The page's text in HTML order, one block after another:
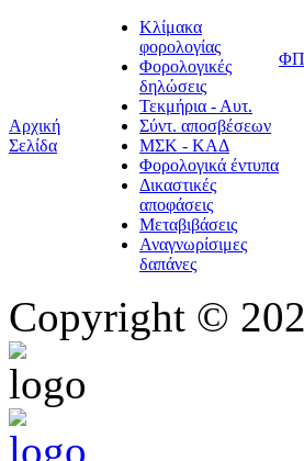
Αρχική
Σελίδα
Κλίμακα
φορολογίας
Φορολογικές
δηλώσεις
Τεκμήρια - Αυτ.
Σύντ. αποσβέσεων
ΜΣΚ - ΚΑΔ
Φορολογικά έντυπα
Δικαστικές
αποφάσεις
Μεταβιβάσεις
Αναγνωρίσιμες
δαπάνες
Copyright ©